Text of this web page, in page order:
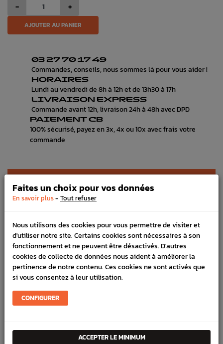
- +
AJOUTER AU PANIER
03 27 70 17 49
Commandes, conseils, nous sommes là pour vous aider !
HORAIRES
Lundi au vendredi de 8h à 12h et de 13h30 à 17h
LIVRAISON EXPRESS
Commande avant 12h, livraison 24h à 48h avec DPD
PAIEMENT CB
100% sécurisé, payez en 3x, 4x ou 10x avec frais votre
commande
LIVRAISON
Référence :3225
En stock : 1
FICHE TECHNIQUE
Outillage & Nettoyage
DANSLA MÊME
Faites un choix pour vos données
En savoir plus- Tout refuser
Nous utilisons des cookies pour vous permettre de visiter et
d'utiliser notre site. Certains cookies sont nécessaires à son
fonctionnement et ne peuvent être désactivés. D'autres
cookies de collecte de données nous aident à améliorer la
pertinence de notre contenu. Ces cookies ne sont activés que
si vous consentez à leur utilisation.
CONFIGURER
ACCEPTER LE MINIMUM